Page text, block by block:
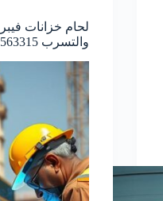
لحام خزانات
والتسرب 0542563315